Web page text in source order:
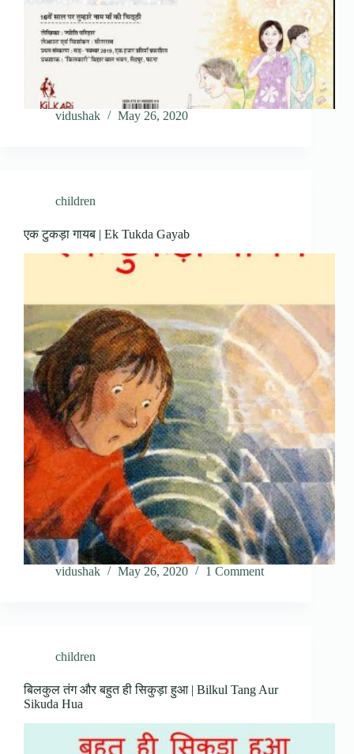
vidushak May 26, 2020
children
एक टुकड़ा गायब | Ek Tukda Gayab
vidushak May 26, 2020 1 Comment
children
बिलकुल तंग और बहुत ही सिकुड़ा हुआ | Bilkul Tang Aur
Sikuda Hua